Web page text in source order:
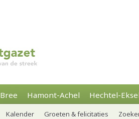
Bree Hamont-Achel Hechtel-
Kalender Groeten & felicitaties